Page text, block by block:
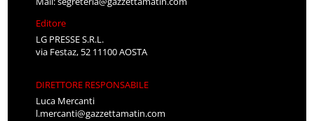
Editore
LG PRESSE S.R.L.
via Festaz, 52 11100 AOSTA
DIRETTORE RESPONSABILE
Luca Mercanti
l.mercanti@gazzettamatin.com